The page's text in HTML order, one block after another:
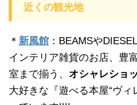
近くの観光地
＊ 新風館 ：BEAMSや
インテリア雑貨のお店、豊
室まで揃う、 オシャレショ
大好きな『遊べる本屋“ヴィ